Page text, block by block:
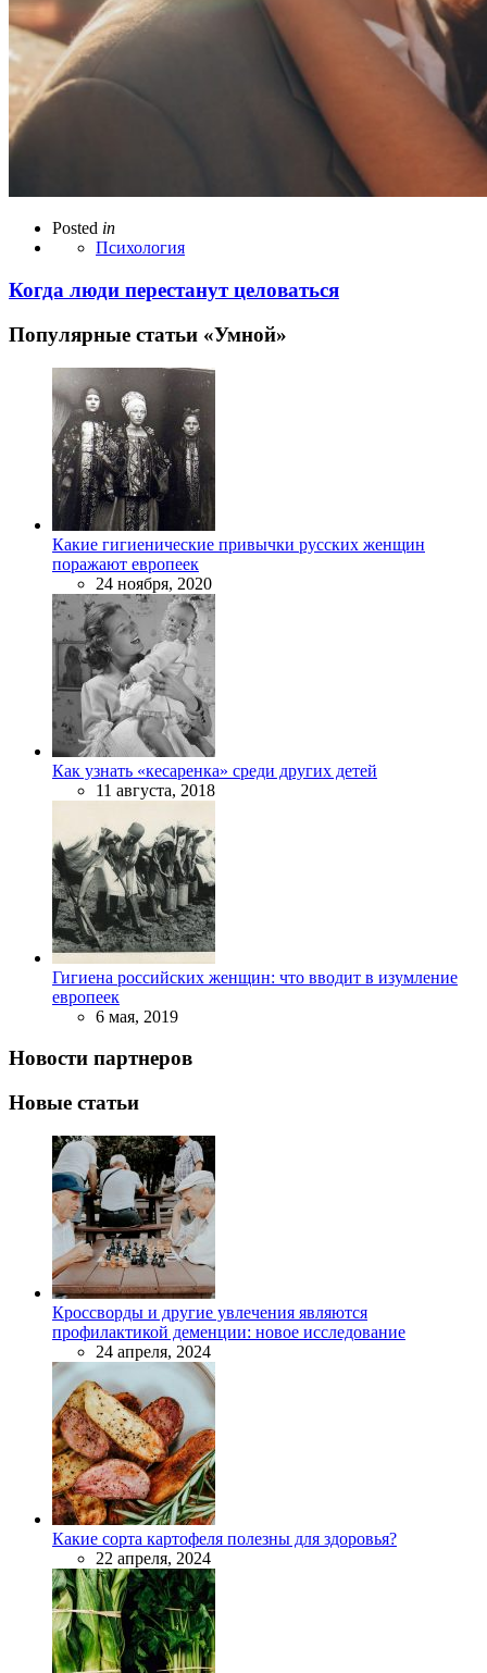
Posted in
Психология
Когда люди перестанут целоваться
Популярные статьи «Умной»
Какие гигиенические привычки русских женщин
поражают европеек
24 ноября, 2020
Как узнать «кесаренка» среди других детей
11 августа, 2018
Гигиена российских женщин: что вводит в изумление
европеек
6 мая, 2019
Новости партнеров
Новые статьи
Кроссворды и другие увлечения являются
профилактикой деменции: новое исследование
24 апреля, 2024
Какие сорта картофеля полезны для здоровья?
22 апреля, 2024